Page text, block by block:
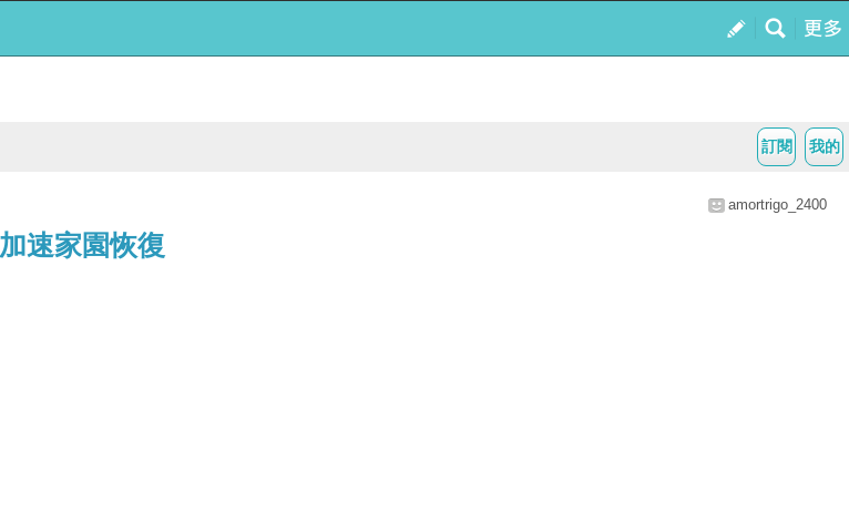
我的
訂閱
amortrigo_2400
速家園恢復